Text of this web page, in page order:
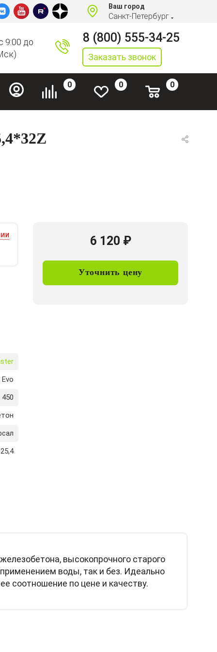
Ваш город
Санкт-Петербург
9:00 до
8 (800) 555-34-25
Заказать звонок
0 0 0
450
25,4
6 120 ₽
Уточнить цену
высокопрочного старого
воды, так и без. Идеально
соотношение по цене и качеству.